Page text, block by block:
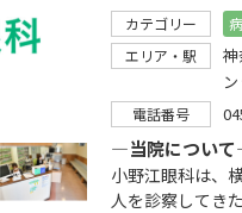
カテゴリー
エリア・駅
電話番号
―当院につい
小野江眼科は、
人を診察してき